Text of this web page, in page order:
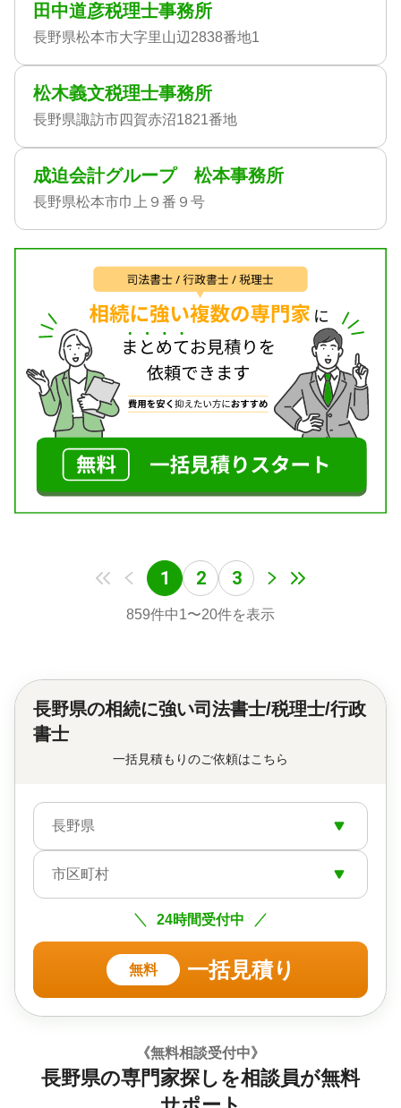
田中道彦税理士事務所
長野県松本市大字里山辺2838番地1
松木義文税理士事務所
長野県諏訪市四賀赤沼1821番地
成迫会計グループ 松本事務所
長野県松本市巾上９番９号
1 2 3
859件中1〜20件を表示
長野県の相続に強い司法書士/税理士/行政
書士
一括見積もりのご依頼はこちら
長野県
市区町村
24時間受付中
無料 一括見積り
《無料相談受付中》
長野県の専門家探しを相談員が無料